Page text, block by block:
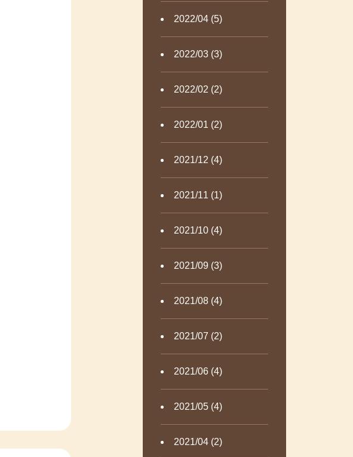
2022/04 (5)
2022/03 (3)
2022/02 (2)
2022/01 (2)
2021/12 (4)
2021/11 (1)
2021/10 (4)
2021/09 (3)
2021/08 (4)
2021/07 (2)
2021/06 (4)
2021/05 (4)
2021/04 (2)